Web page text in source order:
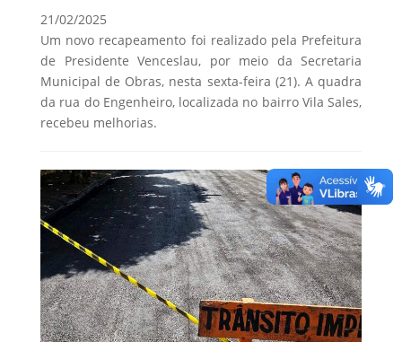
21/02/2025
Um novo recapeamento foi realizado pela Prefeitura
de Presidente Venceslau, por meio da Secretaria
Municipal de Obras, nesta sexta-feira (21). A quadra
da rua do Engenheiro, localizada no bairro Vila Sales,
recebeu melhorias.